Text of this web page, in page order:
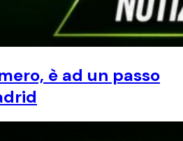
è ad un passo